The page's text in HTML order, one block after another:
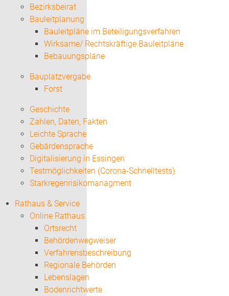
Bezirksbeirat
Bauleitplanung
Bauleitpläne im Beteiligungsverfahren
Wirksame/ Rechtskräftige Bauleitpläne
Bebauungspläne
Bauplatzvergabe
Forst
Geschichte
Zahlen, Daten, Fakten
Leichte Sprache
Gebärdensprache
Digitalisierung in Essingen
Testmöglichkeiten (Corona-Schnelltests)
Starkregenrisikomanagment
Rathaus & Service
Online Rathaus
Ortsrecht
Behördenwegweiser
Verfahrensbeschreibung
Regionale Behörden
Lebenslagen
Bodenrichtwerte